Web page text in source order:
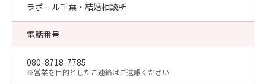
ラポール千葉・結婚相談所
電話番号
080-8718-7785
​※営業を目的としたご連絡はご遠慮ください